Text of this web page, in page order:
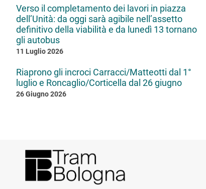
Verso il completamento dei lavori in piazza
dell’Unità: da oggi sarà agibile nell’assetto
definitivo della viabilità e da lunedì 13 tornano
gli autobus
11 Luglio 2026
Riaprono gli incroci Carracci/Matteotti dal 1°
luglio e Roncaglio/Corticella dal 26 giugno
26 Giugno 2026